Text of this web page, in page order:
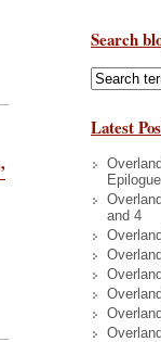
Search
Latest
Epilogue
and 4